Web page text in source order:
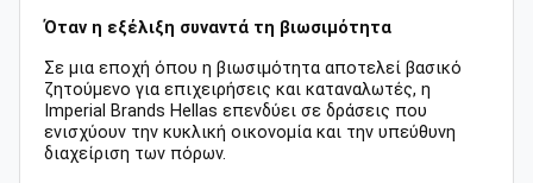
Όταν η εξέλιξη συναντά τη βιωσιμότητα
Σε μια εποχή όπου η βιωσιμότητα αποτελεί βασικό
ζητούμενο για επιχειρήσεις και καταναλωτές, η
Imperial Brands Hellas επενδύει σε δράσεις που
ενισχύουν την κυκλική οικονομία και την υπεύθυνη
διαχείριση των πόρων.